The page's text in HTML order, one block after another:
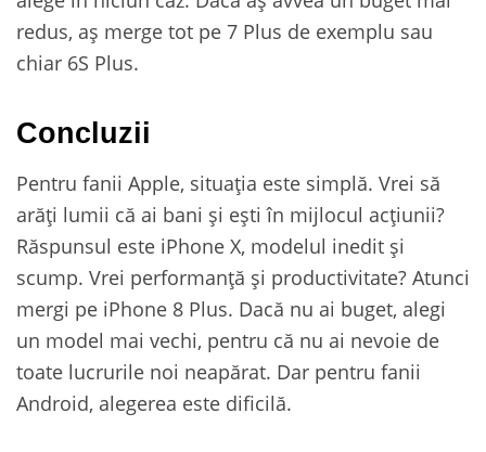
redus, aș merge tot pe 7 Plus de exemplu sau
chiar 6S Plus.
Concluzii
Pentru fanii Apple, situația este simplă. Vrei să
arăți lumii că ai bani și ești în mijlocul acțiunii?
Răspunsul este iPhone X, modelul inedit și
scump. Vrei performanță și productivitate? Atunci
mergi pe iPhone 8 Plus. Dacă nu ai buget, alegi
un model mai vechi, pentru că nu ai nevoie de
toate lucrurile noi neapărat. Dar pentru fanii
Android, alegerea este dificilă.